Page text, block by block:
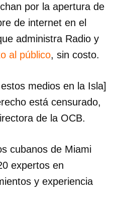
por la apertura de
de internet en el
administra Radio y
al público, sin costo.
medios en la Isla]
está censurado,
de la OCB.
cubanos de Miami
expertos en
y experiencia